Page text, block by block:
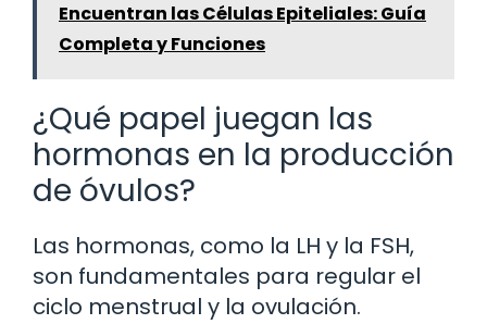
Encuentran las Células Epiteliales: Guía
Completa y Funciones
¿Qué papel juegan las
hormonas en la producción
de óvulos?
Las hormonas, como la LH y la FSH,
son fundamentales para regular el
ciclo menstrual y la ovulación.